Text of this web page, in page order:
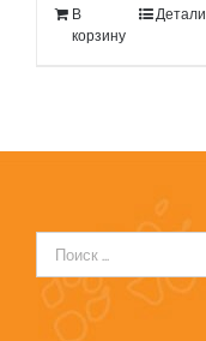
В
корзину
Детали
Результат
поиска: